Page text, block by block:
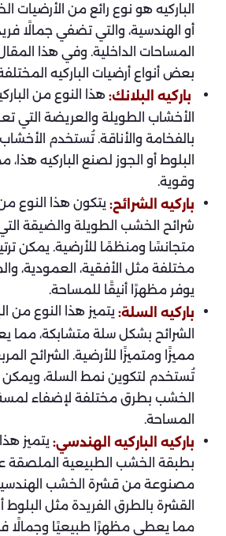
الباركيه هو نوع رائع من الأرضيات
أو الهندسية، والتي تضفي جمالًا
المساحات الداخلية. وفي هذا
بعض أنواع أرضيات الباركيه
باركيه البلانك: هذا النوع من
الأخشاب الطويلة والعريضة التي
بالفخامة والأناقة. تُستخدم
البلوط أو الجوز لصنع الباركيه
وقوية.
باركيه الشرائح: يتكون هذا النوع
شرائح الخشب الطويلة والضيقة
متجانسًا ومنظمًا للأرضية. يمكن
مختلفة مثل الأفقية، العمودية،
يوفر مظهرًا أنيقًا للمساحة.
باركيه السلة: يتميز هذا النوع من
الشرائح بشكل سلة متشابكة، مما
مميزًا ومتميزًا للأرضية. الشرائح
تُستخدم لتكوين نمط السلة، ويمكن
الخشب بطرق مختلفة لإضفاء
المساحة.
باركيه الباركيه الهندسي: يتميز
بطبقة الخشب الطبيعية الملصقة
مصنوعة من قشرة الخشب
القشرة بالطرق الفريدة مثل البلوط
مما يعطي مظهرًا طبيعيًا وجمالًا